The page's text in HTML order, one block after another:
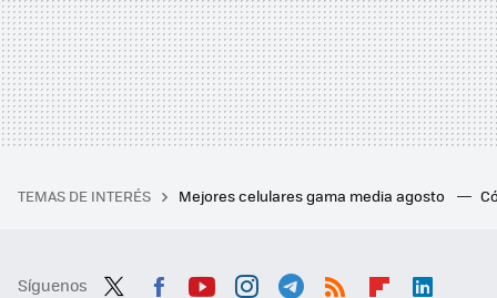
TEMAS DE INTERÉS Mejores celulares gama media agosto
Síguenos